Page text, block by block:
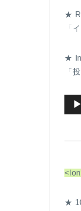
★
「
★
「
声
ヤ
★